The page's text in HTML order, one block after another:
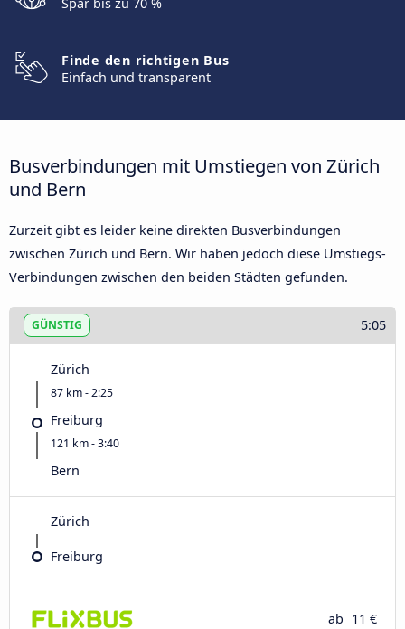
Finde den richtigen Bus
Einfach und transparent
Busverbindungen mit Umstiegen von Zürich
und Bern
Zurzeit gibt es leider keine direkten Busverbindungen
zwischen Zürich und Bern. Wir haben jedoch diese Umstiegs-
Verbindungen zwischen den beiden Städten gefunden.
GÜNSTIG 5:05
Zürich
87 km - 2:25
Freiburg
121 km - 3:40
Bern
Zürich
Freiburg
ab 11 €